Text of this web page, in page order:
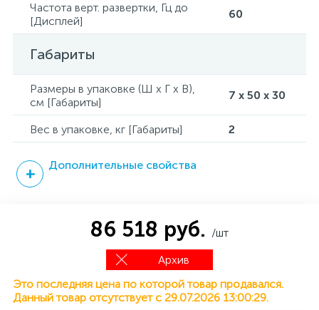
Частота верт. развертки, Гц до
[Дисплей]
60
Габариты
Размеры в упаковке (Ш x Г x В),
см [Габариты]
7 x 50 x 30
Вес в упаковке, кг [Габариты] 2
Дополнительные свойства
86 518 руб. /шт
Архив
Это последняя цена по которой товар продавался.
Данный товар отсутствует с 29.07.2026 13:00:29.